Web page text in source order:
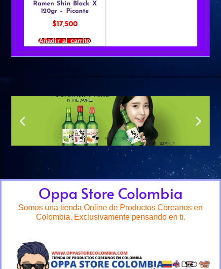
Ramen Shin Black X
120gr – Picante
$17,500
Añadir al carrito
Oppa Store Colombia
Somos una tienda Online de Productos Coreanos en
Colombia. Exclusivamente pensando en ti.